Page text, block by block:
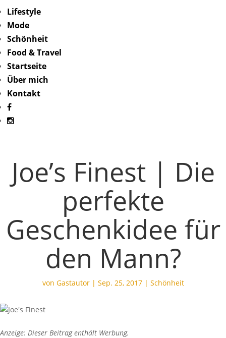
Lifestyle
Mode
Schönheit
Food & Travel
Startseite
Über mich
Kontakt
Joe’s Finest | Die
perfekte
Geschenkidee für
den Mann?
von Gastautor| Sep. 25, 2017| Schönheit
Anzeige: Dieser Beitrag enthält Werbung.